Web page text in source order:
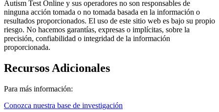
Autism Test Online y sus operadores no son responsables de
ninguna acción tomada o no tomada basada en la información o
resultados proporcionados. El uso de este sitio web es bajo su propio
riesgo. No hacemos garantías, expresas o implícitas, sobre la
precisión, confiabilidad o integridad de la información
proporcionada.
Recursos Adicionales
Para más información:
Conozca nuestra base de investigación